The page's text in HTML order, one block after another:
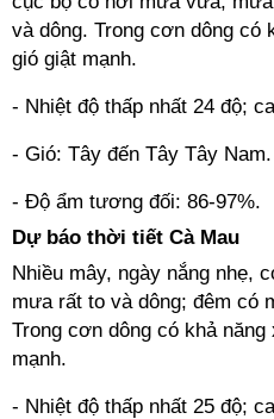
và dông. Trong cơn dông có
gió giật mạnh.
- Nhiệt độ thấp nhất 24 độ;
- Gió: Tây đến Tây Tây Nam.
- Độ ẩm tương đối: 86-97%.
Dự báo thời tiết Cà Mau
Nhiều mây, ngày nắng nhẹ,
mưa rất to và dông; đêm có
Trong cơn dông có khả
mạnh.
- Nhiệt độ thấp nhất 25 độ;